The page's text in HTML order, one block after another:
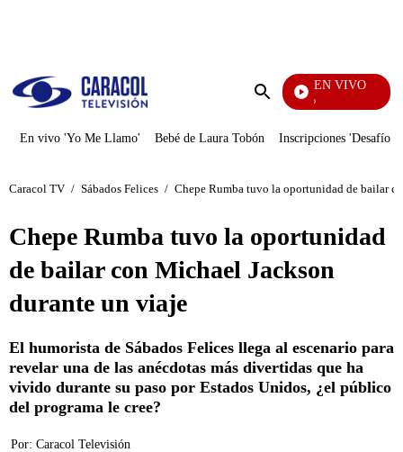
Enviar
EN VIVO
Yo Me Llamo
En vivo 'Yo Me Llamo' Bebé de Laura Tobón Inscripciones 'Desafío'
Caracol TV / Sábados Felices / Chepe Rumba tuvo la oportunidad de bailar
Chepe Rumba tuvo la oportunidad
de bailar con Michael Jackson
durante un viaje
El humorista de Sábados Felices llega al escenario para
revelar una de las anécdotas más divertidas que ha
vivido durante su paso por Estados Unidos, ¿el público
del programa le cree?
Por: Caracol Televisión